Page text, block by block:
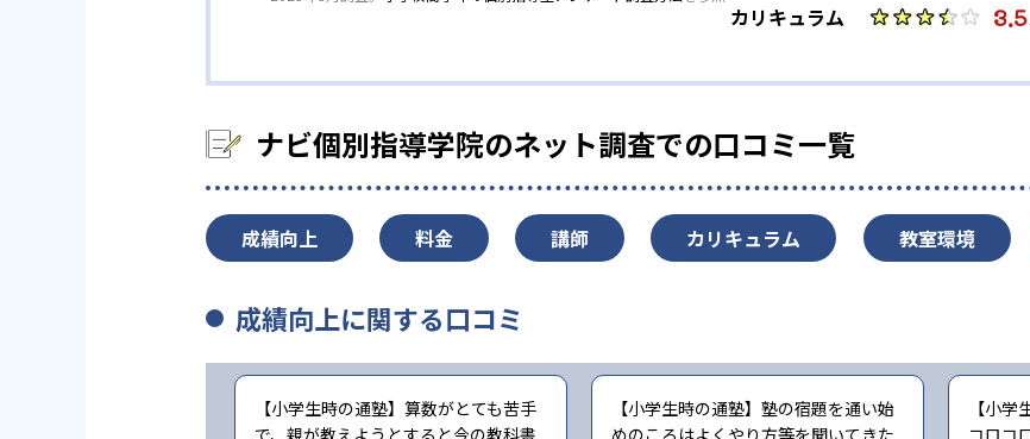
カリキュラム 3.5
ナビ個別指導学院のネット調査での口コミ一覧
成績向上 料金 講師 カリキュラム 教室環境
成績向上に関する口コミ
【小学生時の通塾】算数がとても苦手
【小学生時の通塾】塾の宿題を通い始
【小